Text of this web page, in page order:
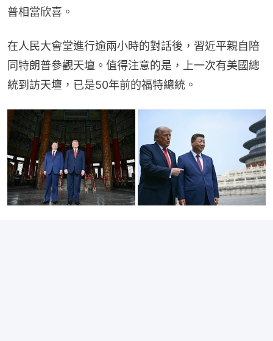
普相當欣喜。
在人民大會堂進行逾兩小時的對話後，習近平親自陪
同特朗普參觀天壇。值得注意的是，上一次有美國總
統到訪天壇，已是50年前的福特總統。